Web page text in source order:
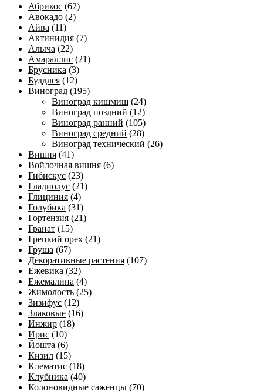
Абрикос (62)
Авокадо (2)
Айва (11)
Актинидия (7)
Алыча (22)
Амараллис (21)
Брусника (3)
Буддлея (12)
Виноград (195)
Виноград кишмиш (24)
Виноград поздний (12)
Виноград ранний (105)
Виноград средний (28)
Виноград технический (26)
Вишня (41)
Войлочная вишня (6)
Гибискус (23)
Гладиолус (21)
Глициния (4)
Голубика (31)
Гортензия (21)
Гранат (15)
Грецкий орех (21)
Груша (67)
Декоративные растения (107)
Ежевика (32)
Ежемалина (4)
Жимолость (25)
Зизифус (12)
Злаковые (16)
Инжир (18)
Ирис (10)
Йошта (6)
Кизил (15)
Клематис (18)
Клубника (40)
Колоновидные саженцы (70)